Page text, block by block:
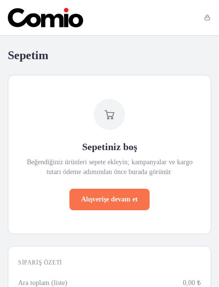
Sepetim
Sepetiniz boş
Beğendiğiniz ürünleri sepete ekleyin; kampanyalar ve kargo
tutarı ödeme adımından önce burada görünür.
Alışverişe devam et
SIPARIŞ ÖZETI
Ara toplam (liste) 0,00 ₺